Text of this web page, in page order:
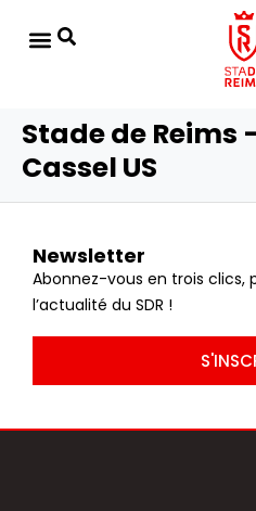
Stade de Reims
Cassel US
Newsletter
Abonnez-vous en trois clics,
l’actualité du SDR !